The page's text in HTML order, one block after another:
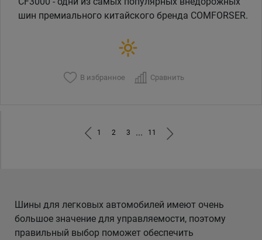
шин премиального китайского бренда COMFORSER.
В избранное Сравнить
1 2 3 ... 11
Шины для легковых автомобилей имеют очень
большое значение для управляемости, поэтому
правильный выбор поможет обеспечить